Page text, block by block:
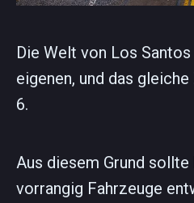
Die Welt von Los
eigenen, und das
6.
Aus diesem Grund
vorrangig Fahrzeuge